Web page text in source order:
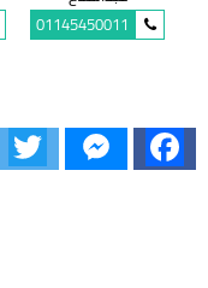
01145450011
Facebook
Messenger